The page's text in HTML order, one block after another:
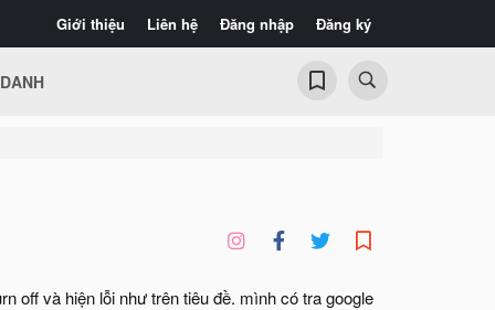
Giới thiệu Liên hệ Đăng nhập Đăng ký
off và hiện lỗi như trên tiêu đề. mình có tra google